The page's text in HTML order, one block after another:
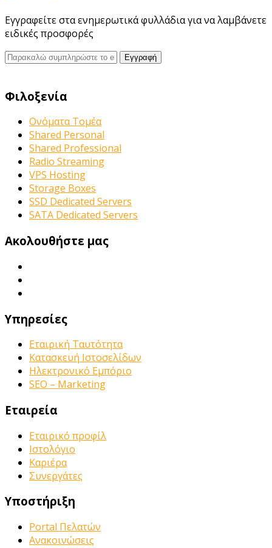
Εγγραφείτε στα ενημερωτικά φυλλάδια για να λαμβάνετε
ειδικές προσφορές
Φιλοξενία
Ονόματα Τομέα
Shared Personal
Shared Professional
Radio Streaming
VPS Hosting
Storage Boxes
SSD Dedicated Servers
SATA Dedicated Servers
Ακολουθήστε μας
Υπηρεσίες
Εταιρική Ταυτότητα
Κατασκευή Ιστοσελίδων
Ηλεκτρονικό Εμπόριο
SEO – Marketing
Εταιρεία
Εταιρικό προφίλ
Ιστολόγιο
Καριέρα
Συνεργάτες
Υποστήριξη
Portal Πελατών
Ανακοινώσεις